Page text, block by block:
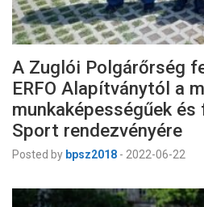
A Zuglói Polgárőrség
ERFO Alapítványtól a
munkaképességűek
Sport rendezvényére
Posted by bpsz2018 - 2022-06-22